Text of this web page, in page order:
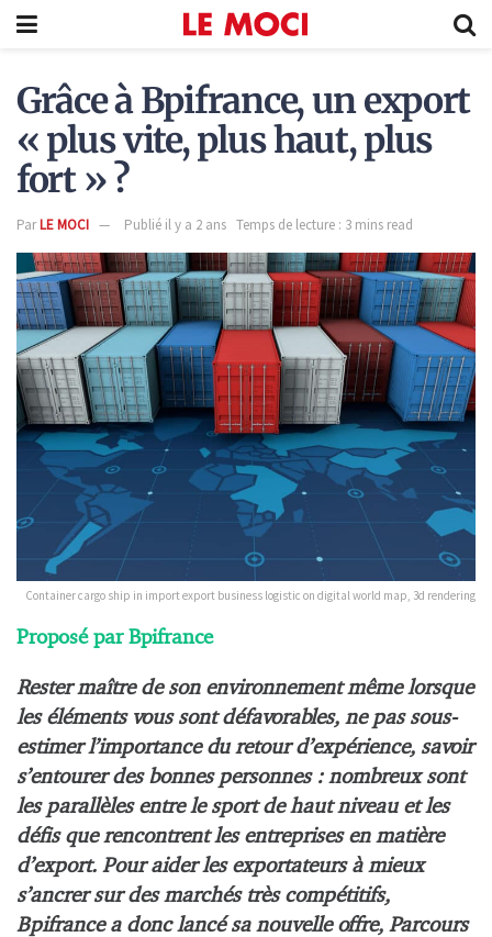
Grâce à Bpifrance, un export
« plus vite, plus haut, plus
fort » ?
ParLE MOCI Publié il y a 2 ans Temps de lecture : 3 mins read
Container cargo ship in import export business logistic on digital world map, 3d rendering
Proposé par Bpifrance
Rester maître de son environnement même lorsque
les éléments vous sont défavorables, ne pas sous-
estimer l’importance du retour d’expérience, savoir
s’entourer des bonnes personnes : nombreux sont
les parallèles entre le sport de haut niveau et les
défis que rencontrent les entreprises en matière
d’export. Pour aider les exportateurs à mieux
s’ancrer sur des marchés très compétitifs,
Bpifrance a donc lancé sa nouvelle offre, Parcours